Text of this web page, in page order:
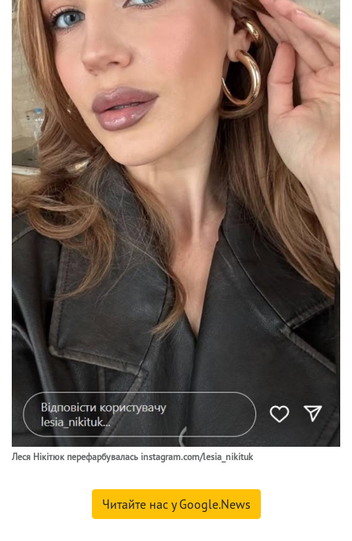
Леся Нікітюк перефарбувалась instagram.com/lesia_nikituk
Читайте нас у Google.News